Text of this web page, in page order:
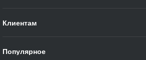
Клиентам
Популярное